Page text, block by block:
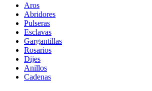
Aros
Abridores
Pulseras
Esclavas
Gargantillas
Rosarios
Dijes
Anillos
Cadenas